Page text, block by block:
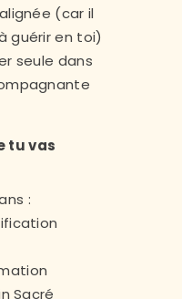
(car il
guérir en toi)
seule dans
tu vas
:
Sacré